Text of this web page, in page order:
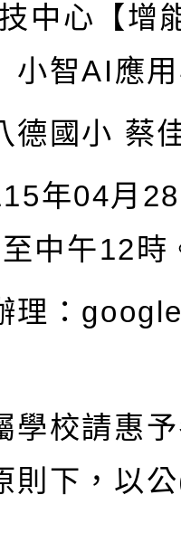
中心【增
小智AI應
國小 蔡
年04月 28
中午12 時
理：
學校請惠
則下，以公